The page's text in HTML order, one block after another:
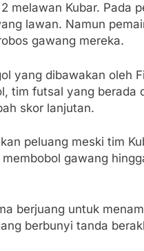
melawan Kubar. Pada
lawan. Namun
gawang mereka.
yang dibawakan oleh
tim futsal yang berada
skor lanjutan.
peluang meski tim
gawang
berjuang untuk
berbunyi tanda